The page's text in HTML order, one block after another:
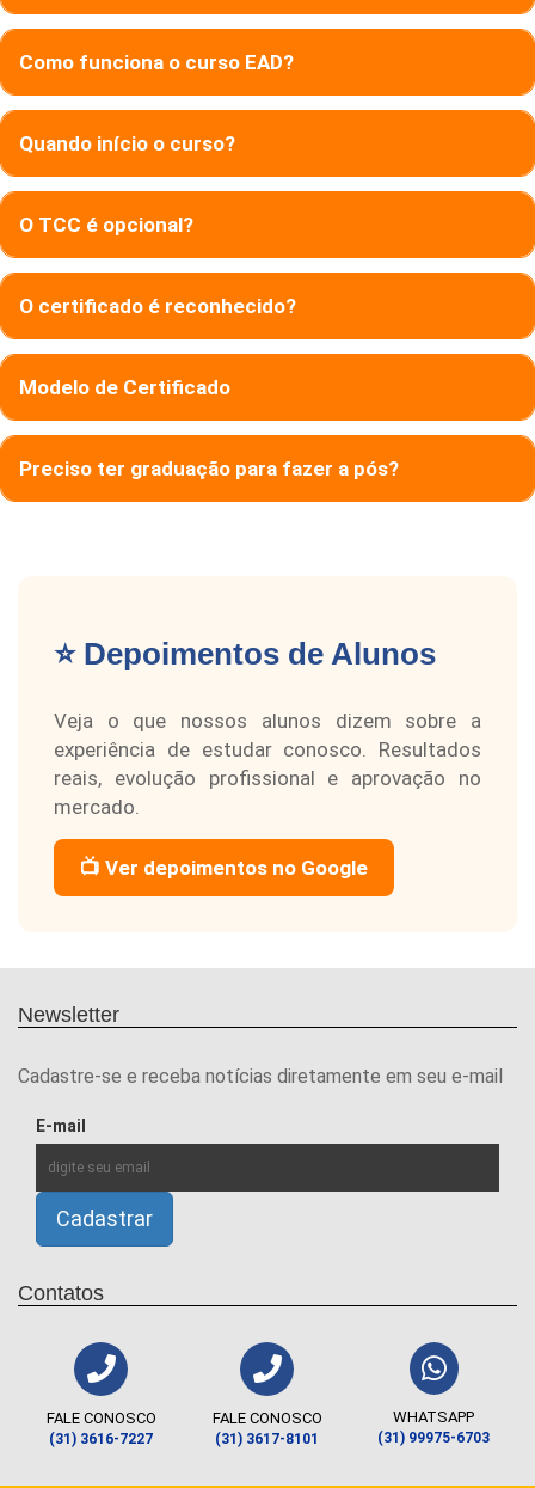
Como funciona o curso EAD?
Quando início o curso?
O TCC é opcional?
O certificado é reconhecido?
Modelo de Certificado
Preciso ter graduação para fazer a pós?
⭐ Depoimentos de Alunos
Veja o que nossos alunos dizem sobre a
experiência de estudar conosco. Resultados
reais, evolução profissional e aprovação no
mercado.
📺 Ver depoimentos no Google
Newsletter
Cadastre-se e receba notícias diretamente em seu e-mail
E-mail
Contatos
FALE CONOSCO
(31) 3616-7227
FALE CONOSCO
(31) 3617-8101
WHATSAPP
(31) 99975-6703